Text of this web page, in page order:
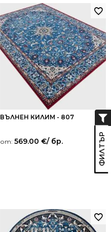
ВЪЛНЕН КИЛИМ - 807
от: 569.00 €/ бр.